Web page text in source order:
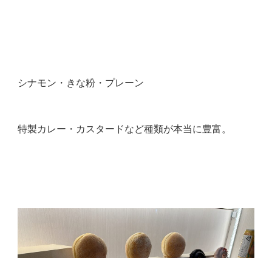
シナモン・きな粉・プレーン
特製カレー・カスタードなど種類が本当に豊富。